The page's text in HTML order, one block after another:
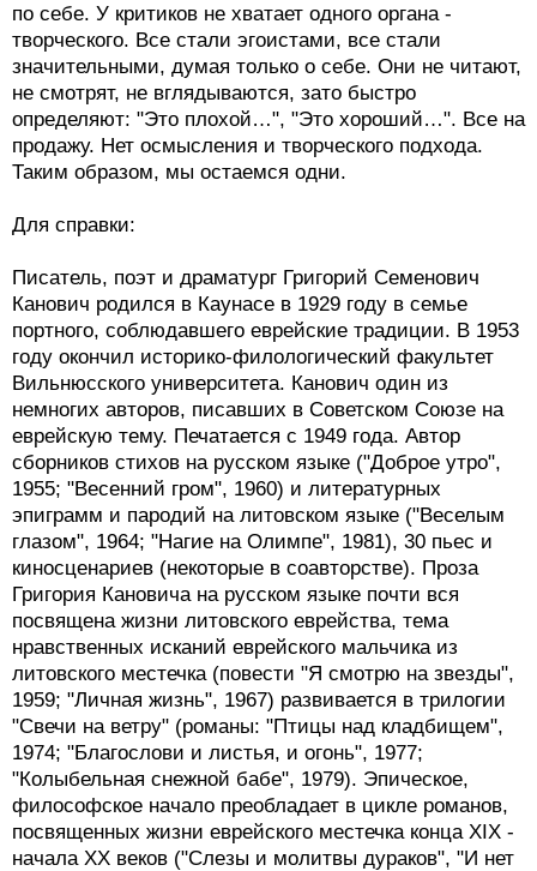
по себе. У критиков не хватает одного органа -
творческого. Все стали эгоистами, все стали
значительными, думая только о себе. Они не читают,
не смотрят, не вглядываются, зато быстро
определяют: "Это плохой…", "Это хороший…". Все на
продажу. Нет осмысления и творческого подхода.
Таким образом, мы остаемся одни.
Для справки:
Писатель, поэт и драматург Григорий Семенович
Канович родился в Каунасе в 1929 году в семье
портного, соблюдавшего еврейские традиции. В 1953
году окончил историко-филологический факультет
Вильнюсского университета. Канович один из
немногих авторов, писавших в Советском Союзе на
еврейскую тему. Печатается с 1949 года. Автор
сборников стихов на русском языке ("Доброе утро",
1955; "Весенний гром", 1960) и литературных
эпиграмм и пародий на литовском языке ("Веселым
глазом", 1964; "Нагие на Олимпе", 1981), 30 пьес и
киносценариев (некоторые в соавторстве). Проза
Григория Кановича на русском языке почти вся
посвящена жизни литовского еврейства, тема
нравственных исканий еврейского мальчика из
литовского местечка (повести "Я смотрю на звезды",
1959; "Личная жизнь", 1967) развивается в трилогии
"Свечи на ветру" (романы: "Птицы над кладбищем",
1974; "Благослови и листья, и огонь", 1977;
"Колыбельная снежной бабе", 1979). Эпическое,
философское начало преобладает в цикле романов,
посвященных жизни еврейского местечка конца XIX -
начала XX веков ("Слезы и молитвы дураков", "И нет